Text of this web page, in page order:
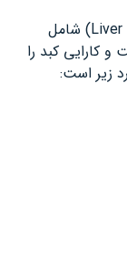
(Liver Function Test – LFT) شامل
کارایی کبد را
زیر است: